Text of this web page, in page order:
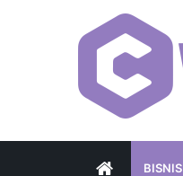
HOMEBISNIS